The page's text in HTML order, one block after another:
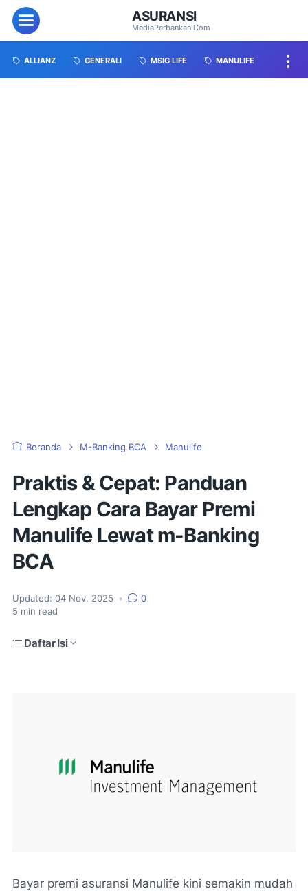
ASURANSI
MediaPerbankan.Com
ALLIANZ GENERALI MSIG LIFE MANULIFE
Beranda M-Banking BCA Manulife
Praktis & Cepat: Panduan
Lengkap Cara Bayar Premi
Manulife Lewat m-Banking
BCA
Updated: 04 Nov, 2025 •
0
5 min read
Daftar Isi
Bayar premi asuransi Manulife kini semakin mudah